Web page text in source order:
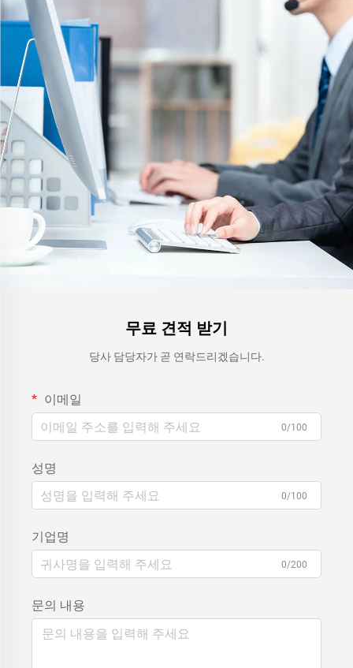
무료 견적 받기
당사 담당자가 곧 연락드리겠습니다.
이메일
0/100
성명
0/100
기업명
0/200
문의 내용